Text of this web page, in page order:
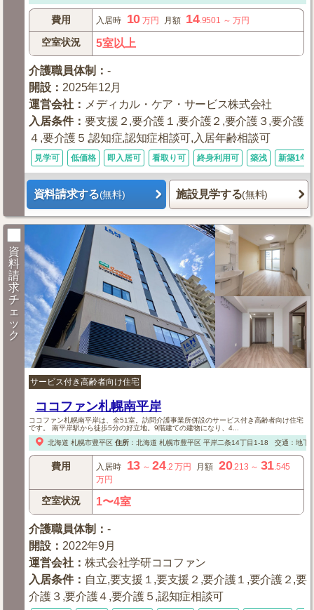
費用 入居時 10 万円 月額 14.9501 ～万円
空室状況 5室以上
介護職員体制 ：-
開設 ： 2025年12月
運営会社 ： メディカル・ケア・サービス株式会社
入居条件：要支援２,要介護１,要介護２,要介護３,要介護
４,要介護５,認知症,認知症相談可,入居年齢相談可
見学可 低価格 即入居可 看取り可 終身利用可 築浅 新築1年
資料請求する(無料) 施設見学する(無料)
資
料
請
求
チ
ェ
ッ
ク
サービス付き高齢者向け住宅
ココファン札幌南平岸
ココファン札幌南平岸は、全51室。訪問介護事業所併設のサービス付き高齢者向け住宅
です。 南平岸駅から徒歩5分の好立地。9階建ての建物になり、4...
北海道 札幌市豊平区 住所： 北海道 札幌市豊平区平岸二条14丁目1-18 交通：地下
費用 入居時 13 ～24.2 万円 月額 20.213 ～ 31 .545
万円
空室状況 1〜4室
介護職員体制 ：-
開設 ： 2022年9月
運営会社 ：株式会社学研ココファン
入居条件： 自立,要支援１,要支援２,要介護１,要介護２,要
介護３,要介護４,要介護５,認知症相談可